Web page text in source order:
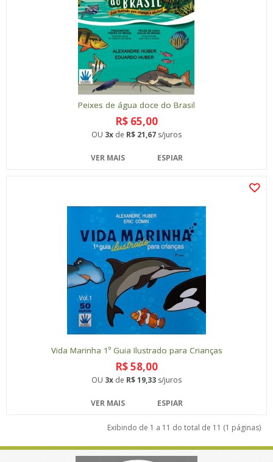
Peixes de água doce do Brasil
R$ 65,00
OU 3x de R$ 21,67 s/juros
VER MAIS ESPIAR
Vida Marinha 1º Guia Ilustrado para Crianças
R$ 58,00
OU 3x de R$ 19,33 s/juros
VER MAIS ESPIAR
Exibindo de 1 a 11 do total de 11 (1 páginas)